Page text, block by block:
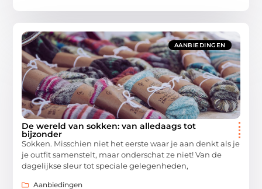
AANBIEDINGEN
De wereld van sokken: van alledaags tot
bijzonder
Sokken. Misschien niet het eerste waar je aan denkt als je
je outfit samenstelt, maar onderschat ze niet! Van de
dagelijkse sleur tot speciale gelegenheden,
Aanbiedingen